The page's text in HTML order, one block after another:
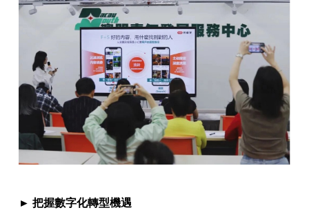
► 把握數字化轉型機遇